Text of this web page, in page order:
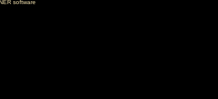
software